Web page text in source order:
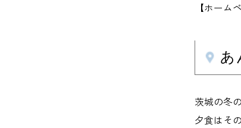
【ホーム
あ
茨城の冬
夕食はそ